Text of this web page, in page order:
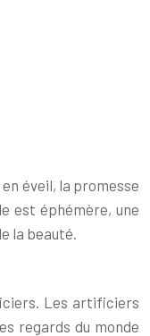
éveil, la promesse
est éphémère, une
la beauté.
Les artificiers
regards du monde